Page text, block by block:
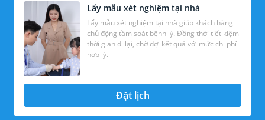
Lấy mẫu xét nghiệm tại nhà
Lấy mẫu xét nghiệm tại nhà giúp khách hàng
chủ động tầm soát bệnh lý. Đồng thời tiết kiệm
thời gian đi lại, chờ đợi kết quả với mức chi phí
hợp lý.
Đặt lịch